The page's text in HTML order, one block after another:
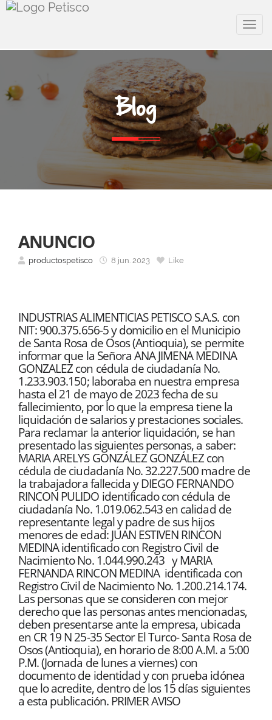
Menu
Blog
ANUNCIO
productospetisco 8 jun. 2023 Like
INDUSTRIAS ALIMENTICIAS PETISCO S.A.S. con
NIT: 900.375.656-5 y domicilio en el Municipio
de Santa Rosa de Osos (Antioquia), se permite
informar que la Señora ANA JIMENA MEDINA
GONZALEZ con cédula de ciudadanía No.
1.233.903.150; laboraba en nuestra empresa
hasta el 21 de mayo de 2023 fecha de su
fallecimiento, por lo que la empresa tiene la
liquidación de salarios y prestaciones sociales.
Para reclamar la anterior liquidación, se han
presentado las siguientes personas, a saber:
MARIA ARELYS GONZÁLEZ GONZÁLEZ con
cédula de ciudadanía No. 32.227.500 madre de
la trabajadora fallecida y DIEGO FERNANDO
RINCON PULIDO identificado con cédula de
ciudadanía No. 1.019.062.543 en calidad de
representante legal y padre de sus hijos
menores de edad: JUAN ESTIVEN RINCON
MEDINA identificado con Registro Civil de
Nacimiento No. 1.044.990.243 y MARIA
FERNANDA RINCON MEDINA identificada con
Registro Civil de Nacimiento No. 1.200.214.174.
Las personas que se consideren con mejor
derecho que las personas antes mencionadas,
deben presentarse ante la empresa, ubicada
en CR 19 N 25-35 Sector El Turco- Santa Rosa de
Osos (Antioquia), en horario de 8:00 A.M. a 5:00
P.M. (Jornada de lunes a viernes) con
documento de identidad y con prueba idónea
que lo acredite, dentro de los 15 días siguientes
a esta publicación. PRIMER AVISO